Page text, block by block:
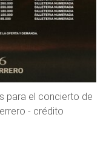
para el concierto de
- crédito